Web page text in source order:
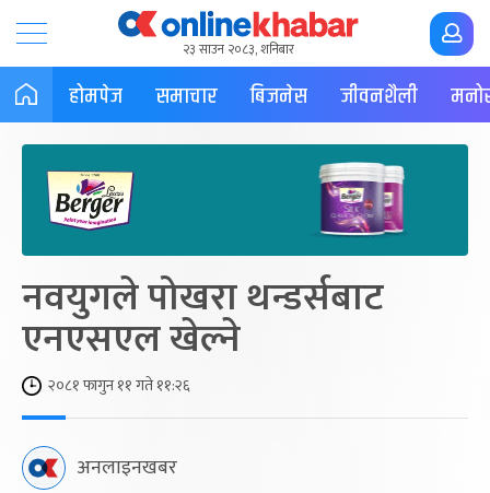
२३ साउन २०८३, शनिबार
होमपेज समाचार बिजनेस जीवनशैली
नवयुगले पोखरा थन्डर्सबाट
एनएसएल खेल्ने
२०८१ फागुन ११ गते ११:२६
अनलाइनखबर